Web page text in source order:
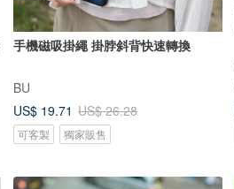
手機磁吸掛繩 掛脖斜背快速轉換
BU
US$ 19.71 US$ 26.28
可客製 獨家販售